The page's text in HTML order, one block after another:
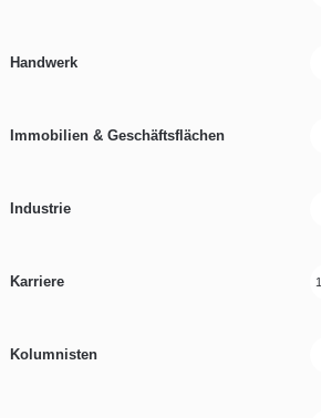
Handwerk
Immobilien & Geschäftsflächen
Industrie
Karriere
Kolumnisten